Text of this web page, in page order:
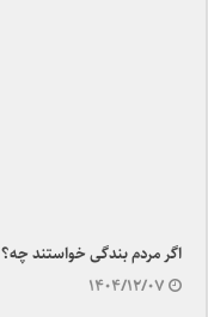
اگر مردم بندگی خواستند چه؟
۱۴۰۴/۱۲/۰۷